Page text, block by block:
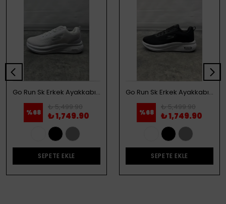
Go Run Sk Erkek Ayakkabı - Beyaz
%68
₺ 5,499.90
₺ 1,749.90
SEPETE EKLE
Go Run Sk Erkek Ayakkabı - Siyah
%68
₺ 5,499.90
₺ 1,749.90
SEPETE EKLE